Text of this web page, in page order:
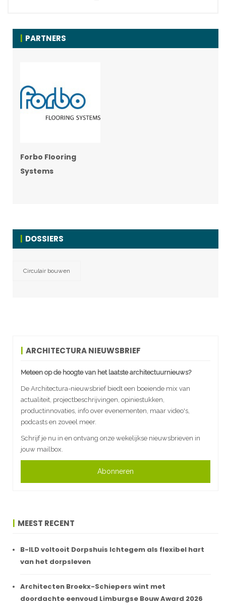
PARTNERS
Forbo Flooring
Systems
DOSSIERS
Circulair bouwen
ARCHITECTURA NIEUWSBRIEF
Meteen op de hoogte van het laatste architectuurnieuws?
De Architectura-nieuwsbrief biedt een boeiende mix van
actualiteit, projectbeschrijvingen, opiniestukken,
productinnovaties, info over evenementen, maar video's,
podcasts en zoveel meer.
Schrijf je nu in en ontvang onze wekelijkse nieuwsbrieven in
jouw mailbox.
Abonneren
MEEST RECENT
B-ILD voltooit Dorpshuis Ichtegem als flexibel hart
van het dorpsleven
Architecten Broekx-Schiepers wint met
doordachte eenvoud Limburgse Bouw Award 2026